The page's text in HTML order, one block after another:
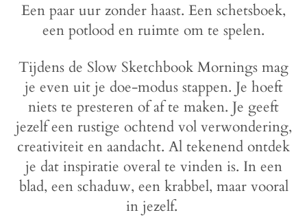
Een paar uur zonder haast. Een schetsboek,
een potlood en ruimte om te spelen.
Tijdens de Slow Sketchbook Mornings mag
je even uit je doe-modus stappen. Je hoeft
niets te presteren of af te maken. Je geeft
jezelf een rustige ochtend vol verwondering,
creativiteit en aandacht. Al tekenend ontdek
je dat inspiratie overal te vinden is. In een
blad, een schaduw, een krabbel, maar vooral
in jezelf.